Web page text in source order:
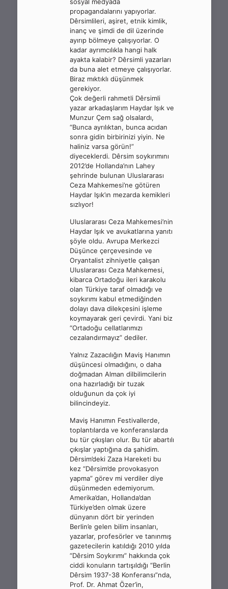
propagandalarını yapıyorlar.
Dêrsimlileri, aşiret, etnik kimlik,
inanç ve şimdi de dil üzerinde
ayırıp bölmeye çalışıyorlar. O
kadar ayrımcılıkla hangi halk
ayakta kalabir? Dêrsimli yazarları
da buna alet etmeye çalışıyorlar.
Biraz mıktıklı düşünmek
gerekiyor.
Çok değerli rahmetli Dêrsimli
yazar arkadaşlarım Haydar Işık ve
Munzur Çem sağ olsalardı,
“Bunca ayrılıktan, bunca acıdan
sonra gidin birbirinizi yiyin. Ne
haliniz varsa görün!”
diyeceklerdi. Dêrsim soykırımını
2012’de Hollanda’nın Lahey
şehrinde bulunan Uluslararası
Ceza Mahkemesi’ne götüren
Haydar Işık’ın mezarda kemikleri
sızlıyor!
Uluslararası Ceza Mahkemesi’nin
Haydar Işık ve avukatlarına yanıtı
şöyle oldu. Avrupa Merkezci
Düşünce çerçevesinde ve
Oryantalist zihniyetle çalışan
Uluslararası Ceza Mahkemesi,
kibarca Ortadoğu ileri karakolu
olan Türkiye taraf olmadığı ve
soykırımı kabul etmediğinden
dolayı dava dilekçesini işleme
koymayarak geri çevirdi. Yani biz
“Ortadoğu cellatlarımızı
cezalandırmayız” dediler.
Yalnız Zazacılığın Maviş Hanımın
düşüncesi olmadığını, o daha
doğmadan Alman dilbilimcilerin
ona hazırladığı bir tuzak
olduğunun da çok iyi
bilincindeyiz.
Maviş Hanımın Festivallerde,
toplantılarda ve konferanslarda
bu tür çıkışları olur. Bu tür abartılı
çıkışlar yaptığına da şahidim.
Dêrsim’deki Zaza Hareketi bu
kez “Dêrsim’de provokasyon
yapma” görev mi verdiler diye
düşünmeden edemiyorum.
Amerika’dan, Hollanda’dan
Türkiye’den olmak üzere
dünyanın dört bir yerinden
Berlin’e gelen bilim insanları,
yazarlar, profesörler ve tanınmış
gazetecilerin katıldığı 2010 yılda
“Dêrsim Soykırımı” hakkında çok
ciddi konuların tartışıldığı “Berlin
Dêrsim 1937-38 Konferansı”nda,
Prof. Dr. Ahmat Özer’in,